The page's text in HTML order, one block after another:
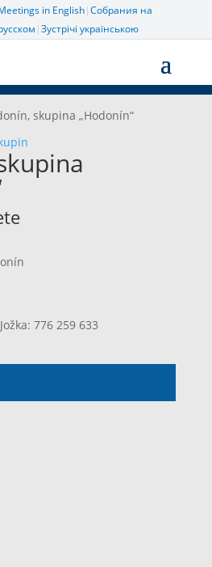
in English|Собрания на
|Зустрічі українською
skupina „Hodonín“
776 259 633